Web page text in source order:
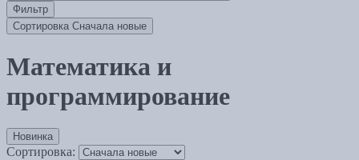
Фильтр
Сортировка Сначала новые
Математика и
программирование
Новинка
Сортировка: